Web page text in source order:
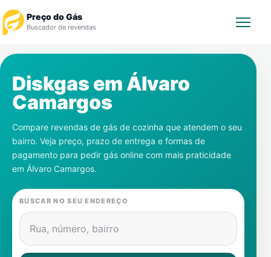
Preço do Gás
Buscador de revendas
Revendedor
Notícias
Cadastre-se
Gás
Contatos
Diskgas emÁlvaro
Camargos
Compare revendas de gás de cozinha que atendem o seu
bairro. Veja preço, prazo de entrega e formas de
pagamento para pedir gás online com mais praticidade
em Álvaro Camargos.
BUSCAR NO SEU ENDEREÇO
Rua, número, bairro